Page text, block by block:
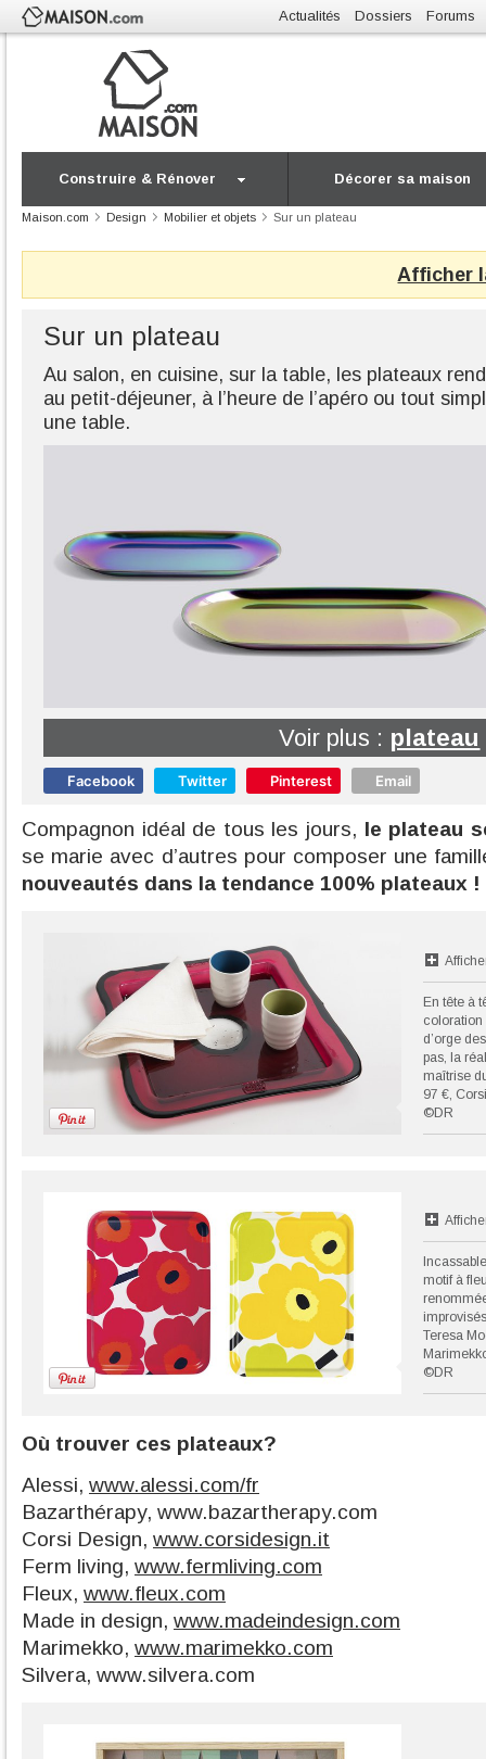
Actualités Dossiers Forums
Construire & Rénover Décorer sa maison
Maison.com Design Mobilier et objets Sur un plateau
Afficher
Sur un plateau
Au salon, en cuisine, sur la table, les plateaux
au petit-déjeuner, à l’heure de l’apéro ou tout
une table.
Voir plus : plateau
Facebook Twitter Pinterest Email
Compagnon idéal de tous les jours, le plateau
se marie avec d’autres pour composer une
nouveautés dans la tendance 100% plateaux !
En tête à
coloration
d’orge
pas, la
maîtrise
97 €,
©DR
motif à
Teresa
©DR
Où trouver ces plateaux?
Alessi, www.alessi.com/fr
Bazarthérapy, www.bazartherapy.com
Corsi Design, www.corsidesign.it
Ferm living, www.fermliving.com
Fleux, www.fleux.com
Made in design, www.madeindesign.com
Marimekko, www.marimekko.com
Silvera, www.silvera.com